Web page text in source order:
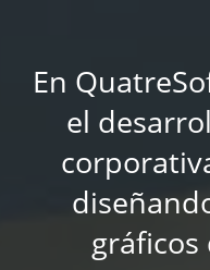
En
el
gráficos